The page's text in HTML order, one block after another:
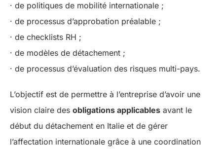
· de politiques de mobilité internationale ;
· de processus d’approbation préalable ;
· de checklists RH ;
· de modèles de détachement ;
· de processus d’évaluation des risques multi-pays.
L’objectif est de permettre à l’entreprise d’avoir une
vision claire des obligations applicables avant le
début du détachement en Italie et de gérer
l’affectation internationale grâce à une coordination